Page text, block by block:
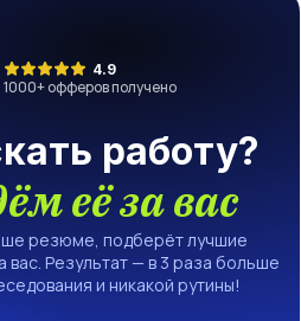
4.9
1000+ офферов получено
работу?
её за вас
резюме, подберёт лучшие
вас. Результат — в 3 раза больше
и никакой рутины!